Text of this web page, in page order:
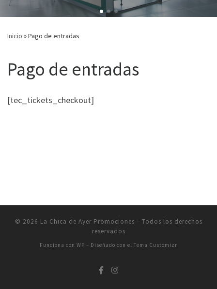
Inicio »Pago de entradas
Pago de entradas
[tec_tickets_checkout]
© 2026 La Chica de Ayer Promociones – Todos los derechos
reservados
Funciona con WP – Diseñado con el Tema Customizr